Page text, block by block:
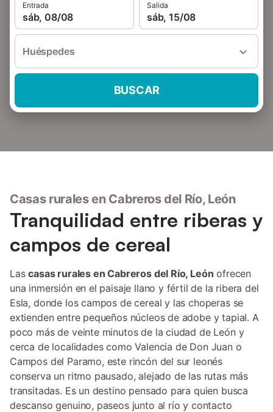
Entrada
sáb, 08/08
Salida
sáb, 15/08
Huéspedes
BUSCAR
Casas rurales en Cabreros del Río, León
Tranquilidad entre riberas y
campos de cereal
Lascasas rurales en Cabreros del Río, León ofrecen
una inmersión en el paisaje llano y fértil de la ribera del
Esla, donde los campos de cereal y las choperas se
extienden entre pequeños núcleos de adobe y tapial. A
poco más de veinte minutos de la ciudad de León y
cerca de localidades como Valencia de Don Juan o
Campos del Paramo, este rincón del sur leonés
conserva un ritmo pausado, alejado de las rutas más
transitadas. Es un destino pensado para quien busca
descanso genuino, paseos junto al río y contacto